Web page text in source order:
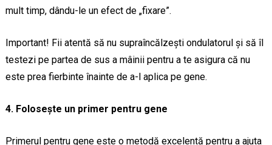
mult timp, dându-le un efect de „fixare”.
Important! Fii atentă să nu supraîncălzești ondulatorul și să îl
testezi pe partea de sus a mâinii pentru a te asigura că nu
este prea fierbinte înainte de a-l aplica pe gene.
4. Folosește un primer pentru gene
Primerul pentru gene este o metodă excelentă pentru a ajuta